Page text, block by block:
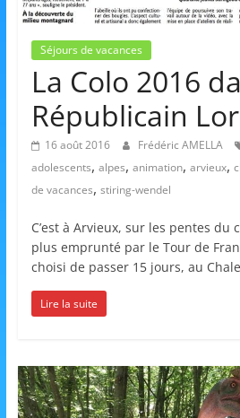
–
L
i
r
Séjours de vacances
La Colo 2016
Républicain
16 août 2016 Frédéric AMELLA
adolescents, alpes, animation, arvieux,
de vacances, stiring-wendel
C’est à Arvieux, sur les pentes du
plus emprunté par le Tour de
choisi de passer 15 jours, au
Lire la suite